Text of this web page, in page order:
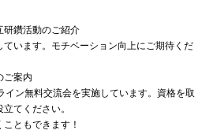
鑽活動のご紹介
います。モチベーション向上にご期待くだ
案内
ン無料交流会を実施しています。資格を取
てください。
ともできます！